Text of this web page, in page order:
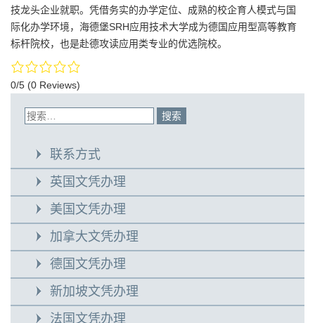
技龙头企业就职。凭借务实的办学定位、成熟的校企育人模式与国
际化办学环境，海德堡SRH应用技术大学成为德国应用型高等教育
标杆院校，也是赴德攻读应用类专业的优选院校。
0/5 (0 Reviews)
联系方式
英国文凭办理
美国文凭办理
加拿大文凭办理
德国文凭办理
新加坡文凭办理
法国文凭办理